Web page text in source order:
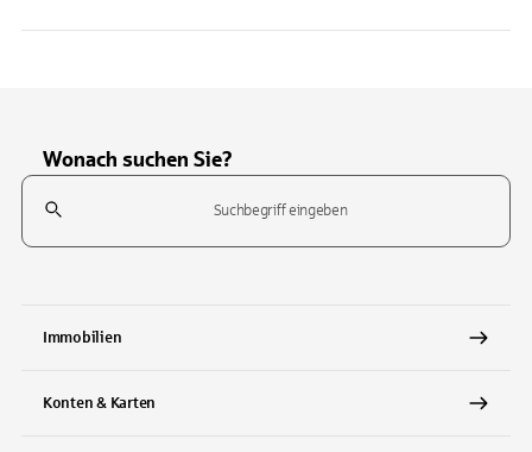
Wonach suchen Sie?
Suchfeld
Immobilien
Konten & Karten